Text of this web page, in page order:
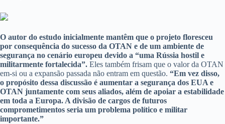
O autor do estudo inicialmente mantêm que o projeto floresceu
por consequência do sucesso da OTAN e de um ambiente de
segurança no cenário europeu devido a “uma Rússia hostil e
militarmente fortalecida”. Eles também frisam que o valor da OTAN
em-si ou a expansão passada não entram em questão. “Em vez disso,
o propósito dessa discussão é aumentar a segurança dos EUA e
OTAN juntamente com seus aliados, além de apoiar a estabilidade
em toda a Europa. A divisão de cargos de futuros
comprometimentos seria um problema político e militar
importante.”